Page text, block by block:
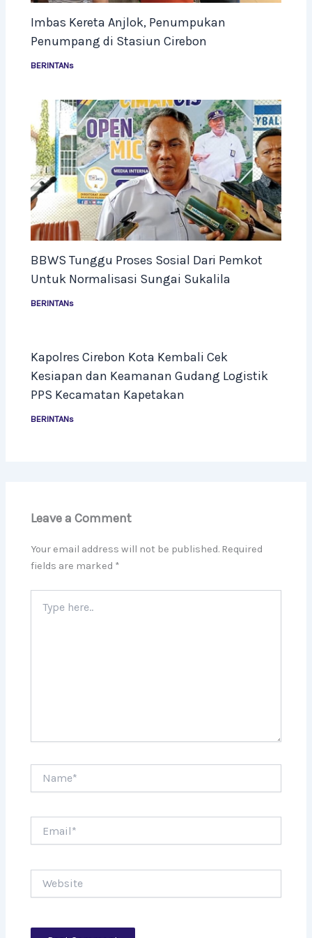
Imbas Kereta Anjlok, Penumpukan
Penumpang di Stasiun Cirebon
BERINTANs
BBWS Tunggu Proses Sosial Dari Pemkot
Untuk Normalisasi Sungai Sukalila
BERINTANs
Kapolres Cirebon Kota Kembali Cek
Kesiapan dan Keamanan Gudang Logistik
PPS Kecamatan Kapetakan
BERINTANs
Leave a Comment
Your email address will not be published. Required
fields are marked *
here..